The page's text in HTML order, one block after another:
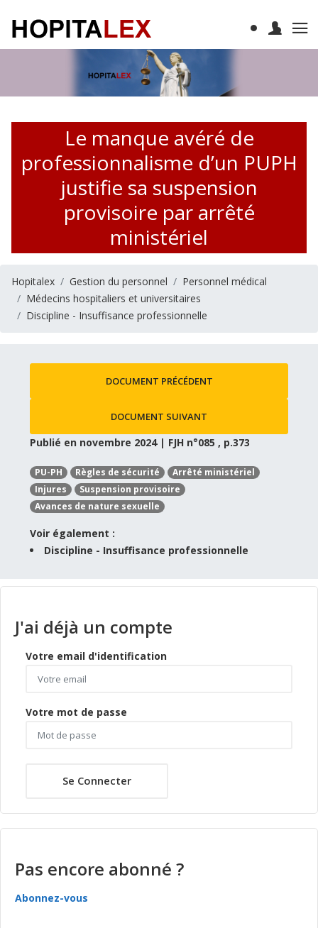
Le manque avéré de
professionnalisme d’un PUPH
justifie sa suspension
provisoire par arrêté
ministériel
Hopitalex Gestion du personnel
Personnel médical
Médecins hospitaliers et universitaires
Discipline - Insuffisance professionnelle
DOCUMENT PRÉCÉDENT
DOCUMENT SUIVANT
Publié en novembre 2024 | FJH n°085 , p.373
PU-PH Règles de sécurité
Arrêté ministériel
Injures
Suspension provisoire
Avances de nature sexuelle
Voir également :
Discipline - Insuffisance professionnelle
J'ai déjà un compte
Votre email d'identification
Votre mot de passe
Se Connecter
Pas encore abonné ?
Abonnez-vous